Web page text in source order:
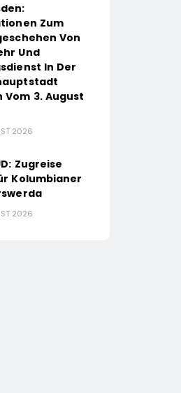
Zum
Von
Und
In Der
Vom 3. August
2026
Zugreise
Kolumbianer
2026